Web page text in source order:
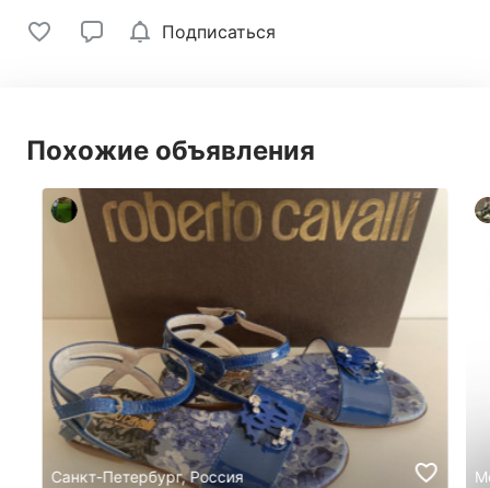
Подписаться
Похожие объявления
Санкт-Петербург, Россия